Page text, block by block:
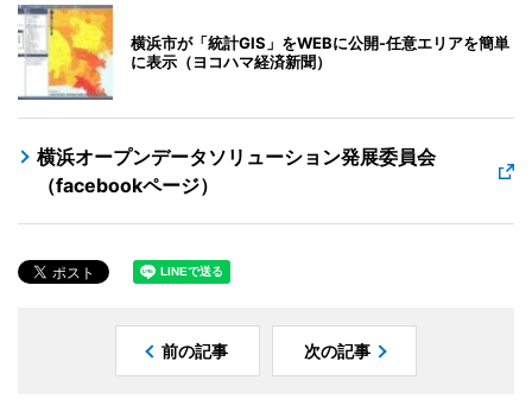
横浜市が「統計GIS」をWEBに公開-任意エリアを簡単
に表示（ヨコハマ経済新聞）
横浜オープンデータソリューション発展委員会
（facebookページ）
前の記事 次の記事